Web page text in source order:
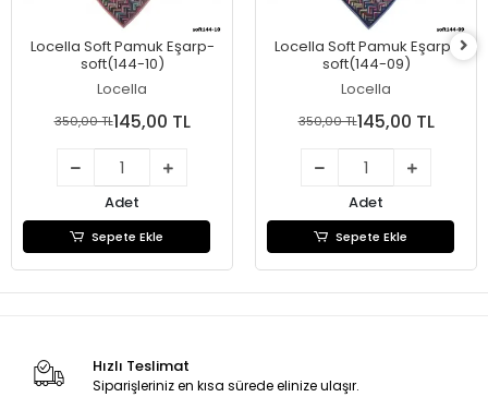
Locella Soft Pamuk Eşarp-
soft(144-10)
Locella
350,00 TL145,00 TL
Adet
Sepete Ekle
Locella Soft Pamuk Eşarp-
soft(144-09)
Locella
350,00 TL145,00 TL
Adet
Sepete Ekle
Hızlı Teslimat
Siparişleriniz en kısa sürede elinize ulaşır.